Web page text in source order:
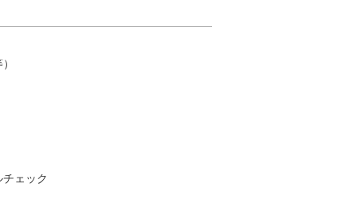
ェック